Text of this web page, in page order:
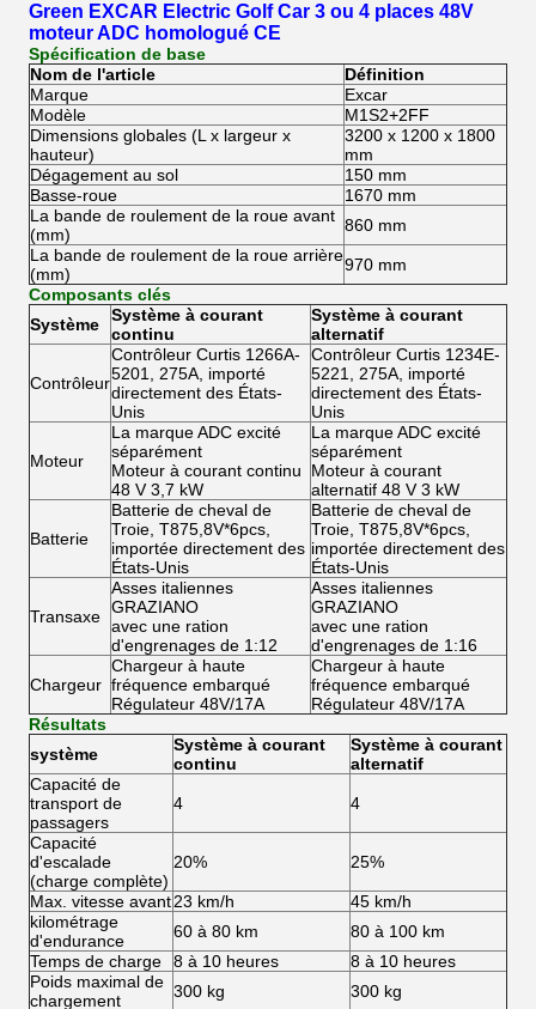
Green EXCAR Electric Golf Car 3 ou 4 places 48V
moteur ADC homologué CE
Spécification de base
Nom de l'article
Définition
Marque
Excar
Modèle
M1S2+2FF
Dimensions globales (L x largeur x
hauteur)
3200 x 1200 x 1800
mm
Dégagement au sol
150 mm
Basse-roue
1670 mm
La bande de roulement de la roue avant
(mm)
860 mm
La bande de roulement de la roue arrière
(mm)
970 mm
Composants clés
Système
Système à courant
continu
Système à courant
alternatif
Contrôleur
Contrôleur Curtis 1266A-
5201, 275A, importé
directement des États-
Unis
Contrôleur Curtis 1234E-
5221, 275A, importé
directement des États-
Unis
Moteur
La marque ADC excité
séparément
Moteur à courant continu
48 V 3,7 kW
La marque ADC excité
séparément
Moteur à courant
alternatif 48 V 3 kW
Batterie
Batterie de cheval de
Troie, T875,8V*6pcs,
importée directement des
États-Unis
Batterie de cheval de
Troie, T875,8V*6pcs,
importée directement des
États-Unis
Transaxe
Asses italiennes
GRAZIANO
avec une ration
d'engrenages de 1:12
Asses italiennes
GRAZIANO
avec une ration
d'engrenages de 1:16
Chargeur
Chargeur à haute
fréquence embarqué
Régulateur 48V/17A
Chargeur à haute
fréquence embarqué
Régulateur 48V/17A
Résultats
système
Système à courant
continu
Système à courant
alternatif
Capacité de
transport de
passagers
4 4
Capacité
d'escalade
(charge complète)
20% 25%
Max. vitesse avant23 km/h
45 km/h
kilométrage
d'endurance
60 à 80 km
80 à 100 km
Temps de charge
8 à 10 heures
8 à 10 heures
Poids maximal de
chargement
300 kg
300 kg